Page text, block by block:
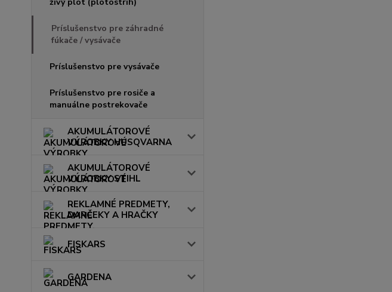
Príslušenstvo pre záhradné
fúkače / vysávače
Príslušenstvo pre vysávače
Príslušenstvo pre rosiče a
manuálne postrekovače
AKUMULÁTOROVÉ
VÝROBKY HUSQVARNA
AKUMULÁTOROVÉ
VÝROBKY STIHL
REKLAMNÉ PREDMETY,
DARČEKY A HRAČKY
FISKARS
GARDENA